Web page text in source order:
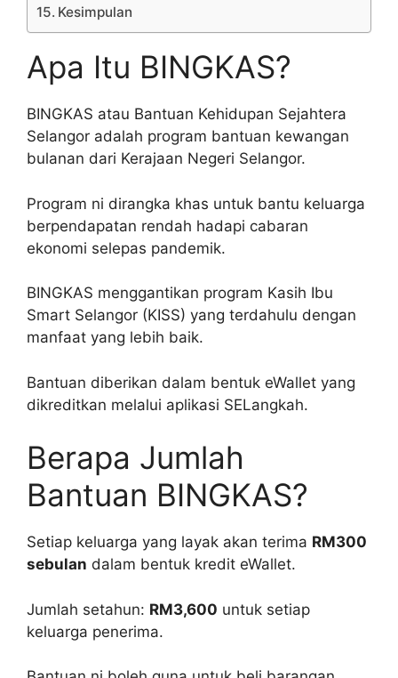
Kesimpulan
Apa Itu BINGKAS?
BINGKAS atau Bantuan Kehidupan Sejahtera
Selangor adalah program bantuan kewangan
bulanan dari Kerajaan Negeri Selangor.
Program ni dirangka khas untuk bantu keluarga
berpendapatan rendah hadapi cabaran
ekonomi selepas pandemik.
BINGKAS menggantikan program Kasih Ibu
Smart Selangor (KISS) yang terdahulu dengan
manfaat yang lebih baik.
Bantuan diberikan dalam bentuk eWallet yang
dikreditkan melalui aplikasi SELangkah.
Berapa Jumlah
Bantuan BINGKAS?
Setiap keluarga yang layak akan terima RM300
sebulan dalam bentuk kredit eWallet.
Jumlah setahun: RM3,600 untuk setiap
keluarga penerima.